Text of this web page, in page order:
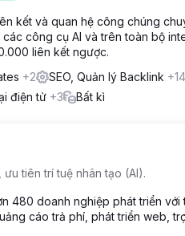
kết và quan hệ công chúng
công cụ AI và trên toàn bộ
liên kết ngược.
+2 SEO, Quản lý Backlink +14
điện tử +3 Bất kì
tiên trí tuệ nhân tạo (AI).
480 doanh nghiệp phát triển
cáo trả phí, phát triển web,